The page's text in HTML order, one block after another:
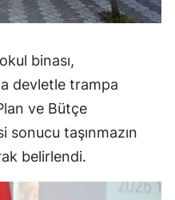
binası,
devletle trampa
ve Bütçe
sonucu taşınmazın
belirlendi.